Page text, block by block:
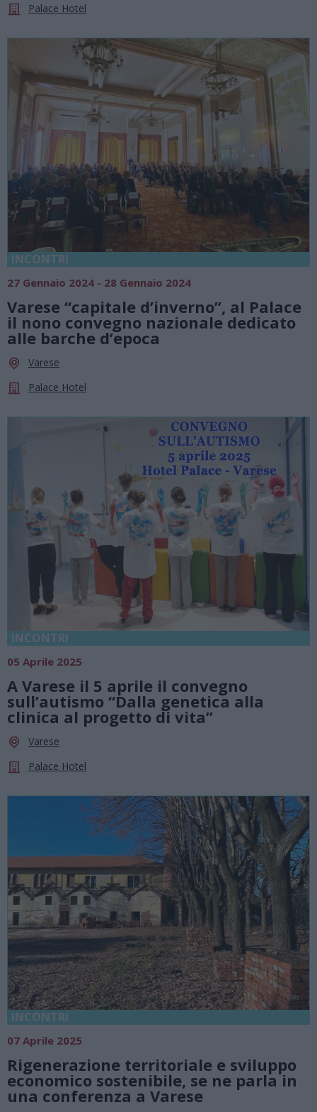
Palace Hotel
INCONTRI
27 Gennaio 2024 - 28 Gennaio 2024
Varese “capitale d’inverno”, al Palace
il nono convegno nazionale dedicato
alle barche d’epoca
Varese
Palace Hotel
INCONTRI
05 Aprile 2025
A Varese il 5 aprile il convegno
sull’autismo “Dalla genetica alla
clinica al progetto di vita”
Varese
Palace Hotel
INCONTRI
07 Aprile 2025
Rigenerazione territoriale e sviluppo
economico sostenibile, se ne parla in
una conferenza a Varese